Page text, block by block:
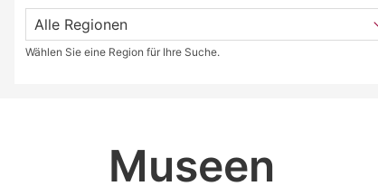
Wählen Sie eine Region für Ihre Suche.
Museen